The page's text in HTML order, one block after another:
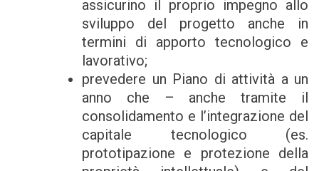
assicurino il proprio impegno allo
sviluppo del progetto anche in
termini di apporto tecnologico e
lavorativo;
prevedere un Piano di attività a un
anno che – anche tramite il
consolidamento e l’integrazione del
capitale tecnologico (es.
prototipazione e protezione della